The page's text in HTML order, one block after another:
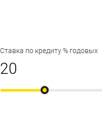
Ставка по кредиту % годовых